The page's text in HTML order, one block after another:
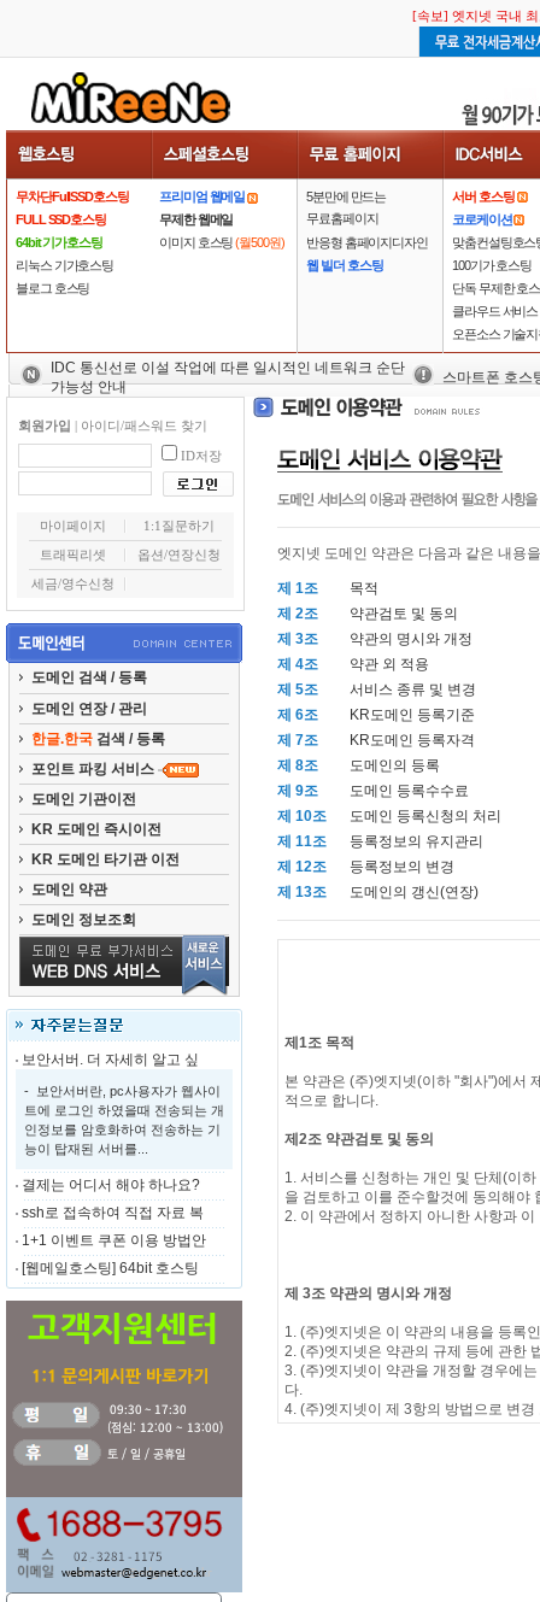
[속보] 엣지넷 국내
[속보] 엣지넷 국내
무차단FullSSD호스팅
FULL SSD호스팅
64bit 기가호스팅
리눅스 기가호스팅
블로그 호스팅
프리미엄 웹메일
무제한 웹메일
이미지 호스팅(월500원)
5분만에 만드는
무료홈페이지
반응형 홈페이지디자인
웹 빌더 호스팅
서버 호스팅
코로케이션
맞춤컨설팅호스
100기가 호스팅
단독 무제한 호
클라우드 서비스
오픈소스 기술
IDC 통신선로 이설 작업에 따른 일시적인 네트워크 순단
가능성 안내
스마트폰 호스
회원가입 | 아이디/패스워드 찾기
ID저장
마이페이지
1:1질문하기
트래픽리셋
옵션/연장신청
세금/영수신청
도메인 검색 / 등록
도메인 연장 / 관리
한글.한국 검색 / 등록
포인트 파킹 서비스
도메인 기관이전
KR 도메인 즉시이전
KR 도메인 타기관 이전
도메인 약관
도메인 정보조회
보안서버. 더 자세히 알고 싶
- 보안서버란, pc사용자가 웹사이
트에 로그인 하였을때 전송되는 개
인정보를 암호화하여 전송하는 기
능이 탑재된 서버를...
결제는 어디서 해야 하나요?
ssh로 접속하여 직접 자료 복
1+1 이벤트 쿠폰 이용 방법안
[웹메일호스팅] 64bit 호스팅
엣지넷 도메인 약관은 다음과 같은 내용
제 1조
목적
제 2조
약관검토 및 동의
제 3조
약관의 명시와 개정
제 4조
약관 외 적용
제 5조
서비스 종류 및 변경
제 6조
KR도메인 등록기준
제 7조
KR도메인 등록자격
제 8조
도메인의 등록
제 9조
도메인 등록수수료
제 10조
도메인 등록신청의 처리
제 11조
등록정보의 유지관리
제 12조
등록정보의 변경
제 13조
도메인의 갱신(연장)
제1조 목적
본 약관은 (주)엣지넷(이하 "회사")에서
적으로 합니다.
제2조 약관검토 및 동의
1. 서비스를 신청하는 개인 및 단체(이
을 검토하고 이를 준수할것에 동의해야
2. 이 약관에서 정하지 아니한 사항과
제 3조 약관의 명시와 개정
1. (주)엣지넷은 이 약관의 내용을 등록
2. (주)엣지넷은 약관의 규제 등에 관한
3. (주)엣지넷이 약관을 개정할 경우에
다.
4. (주)엣지넷이 제 3항의 방법으로 변
5. (주)엣지넷(mireene)은 도메인 이름